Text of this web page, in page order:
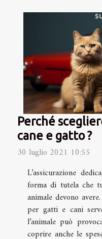
Perché
cane e gatto ?
30 luglio 2021 10:55
L’assicurazione
forma di tutela che
animale devono
per gatti e cani
l’animale può
coprire anche le